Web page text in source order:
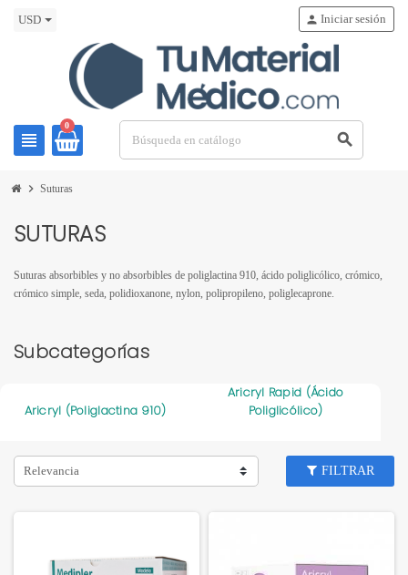
USD
view_headline
person Iniciar sesión
0
search
chevron_right Suturas
SUTURAS
Suturas absorbibles y no absorbibles de poliglactina 910, ácido poliglicólico, crómico,
crómico simple, seda, polidioxanone, nylon, polipropileno, poliglecaprone.
Subcategorías
Aricryl (Poliglactina 910)
Aricryl Rapid (Ácido
Poliglicólico)
Relevancia FILTRAR